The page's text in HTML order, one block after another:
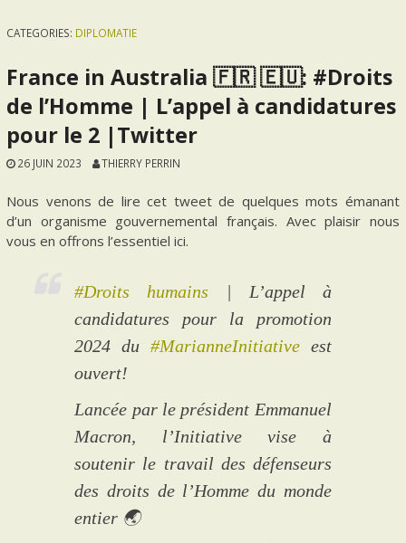
CATEGORIES: DIPLOMATIE
France in Australia 🇫🇷 🇪🇺: #Droits
de l’Homme | L’appel à candidatures
pour le 2 |Twitter
26 JUIN 2023 THIERRY PERRIN
Nous venons de lire cet tweet de quelques mots émanant
d’un organisme gouvernemental français. Avec plaisir nous
vous en offrons l’essentiel ici.
#Droits humains | L’appel à
candidatures pour la promotion
2024 du #MarianneInitiativeest
ouvert!
Lancée par le président Emmanuel
Macron, l’Initiative vise à
soutenir le travail des défenseurs
des droits de l’Homme du monde
entier 🌏